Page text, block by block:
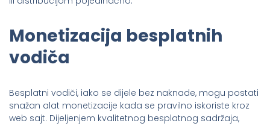
Monetizacija besplatnih
vodiča
Besplatni vodiči, iako se dijele bez naknade, mogu postati
snažan alat monetizacije kada se pravilno iskoriste kroz
web sajt. Dijeljenjem kvalitetnog besplatnog sadržaja,